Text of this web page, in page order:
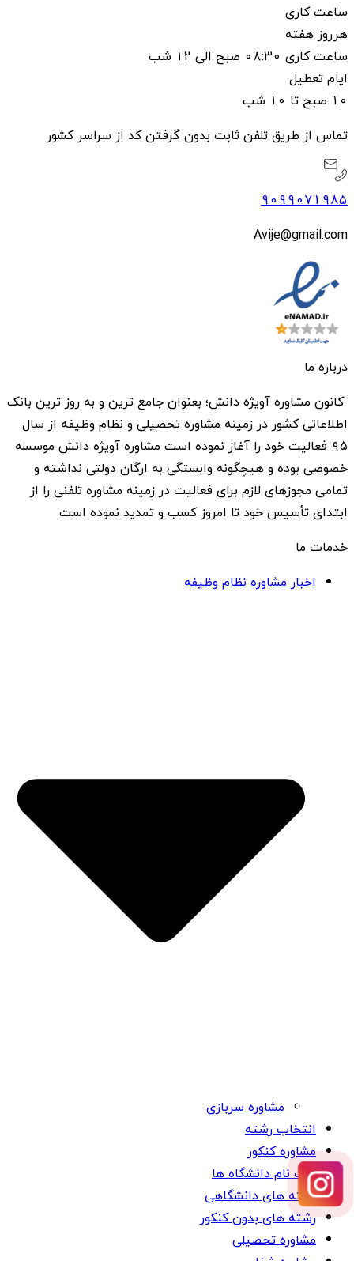
ساعت کاری
هرروز هفته
ساعت کاری ۰۸:۳۰ صبح الی ۱۲ شب
ایام تعطیل
۱۰ صبح تا ۱۰ شب
تماس از طریق تلفن ثابت بدون گرفتن کد از سراسر کشور
9099071985
Avije@gmail.com
درباره ما
کانون مشاوره آویژه دانش؛ بعنوان جامع ترین و به روز ترین بانک
اطلاعاتی کشور در زمینه مشاوره تحصیلی و نظام وظیفه از سال
۹۵ فعالیت خود را آغاز نموده است مشاوره آویژه دانش موسسه
خصوصی بوده و هیچگونه وابستگی به ارگان دولتی نداشته و
تمامی مجوزهای لازم برای فعالیت در زمینه مشاوره تلفنی را از
ابتدای تأسیس خود تا امروز کسب و تمدید نموده است
خدمات ما
اخبار مشاوره نظام وظیفه
مشاوره سربازی
انتخاب رشته
مشاوره کنکور
ثبت نام دانشگاه ها
رشته های دانشگاهی
رشته های بدون کنکور
مشاوره تحصیلی